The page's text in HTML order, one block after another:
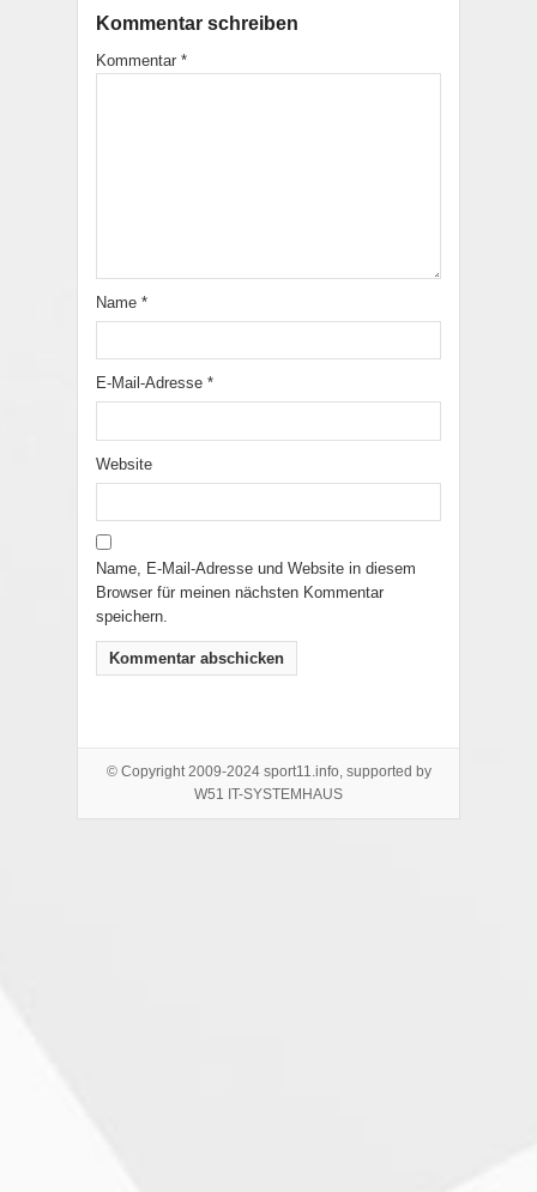
Kommentar schreiben
Kommentar *
Name *
E-Mail-Adresse *
Website
Name, E-Mail-Adresse und Website in diesem
Browser für meinen nächsten Kommentar
speichern.
© Copyright 2009-2024 sport11.info, supported by
W51 IT-SYSTEMHAUS